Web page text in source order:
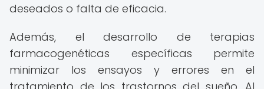
deseados o falta de eficacia.
Además, el desarrollo de terapias
farmacogenéticas específicas permite
minimizar los ensayos y errores en el